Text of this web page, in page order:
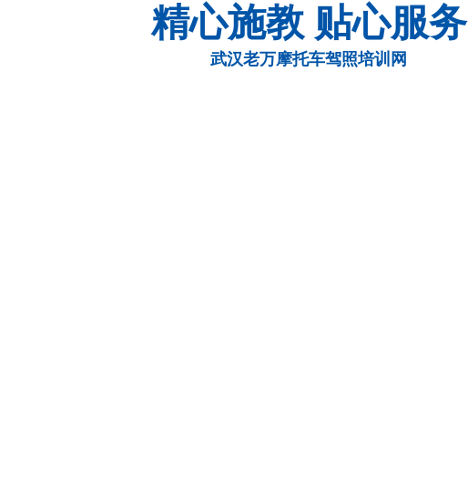
精心施教 贴心服务
武汉老万摩托车驾照培训网